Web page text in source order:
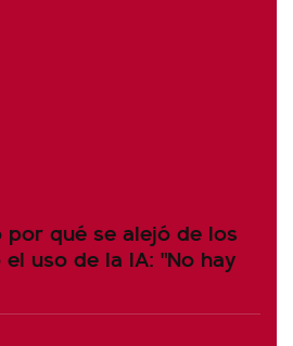
por qué se alejó de los
uso de la IA: "No hay